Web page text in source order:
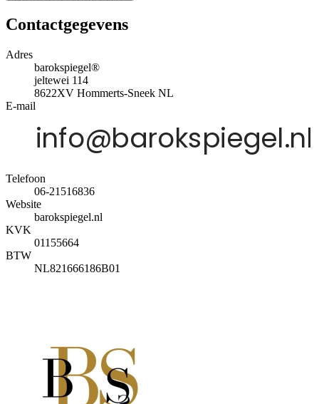
Contactgegevens
Adres
barokspiegel®
jeltewei 114
8622XV Hommerts-Sneek NL
E-mail
Telefoon
06-21516836
Website
barokspiegel.nl
KVK
01155664
BTW
NL821666186B01